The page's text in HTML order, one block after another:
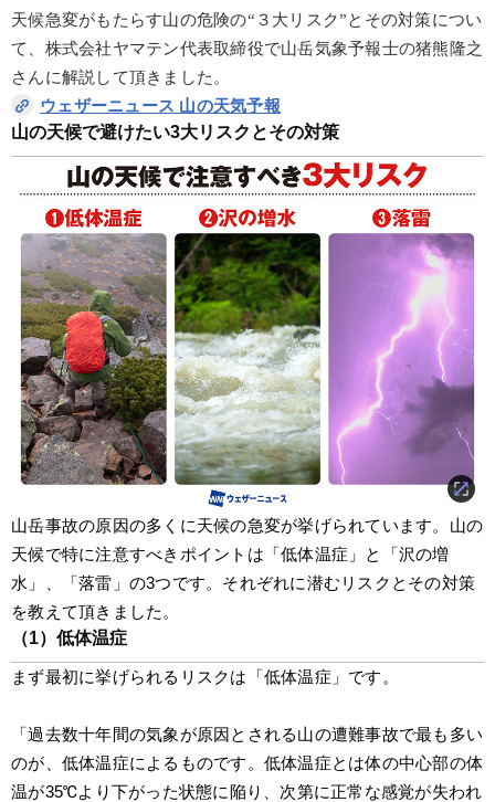
天候急変がもたらす山の危険の“３大リスク”とその対策につい
て、株式会社ヤマテン代表取締役で山岳気象予報士の猪熊隆之
さんに解説して頂きました。
ウェザーニュース 山の天気予報
山の天候で避けたい3大リスクとその対策
山岳事故の原因の多くに天候の急変が挙げられています。山の
天候で特に注意すべきポイントは「低体温症」と「沢の増
水」、「落雷」の3つです。それぞれに潜むリスクとその対策
を教えて頂きました。
（1）低体温症
まず最初に挙げられるリスクは「低体温症」です。
「過去数十年間の気象が原因とされる山の遭難事故で最も多い
のが、低体温症によるものです。低体温症とは体の中心部の体
温が35℃より下がった状態に陥り、次第に正常な感覚が失われ